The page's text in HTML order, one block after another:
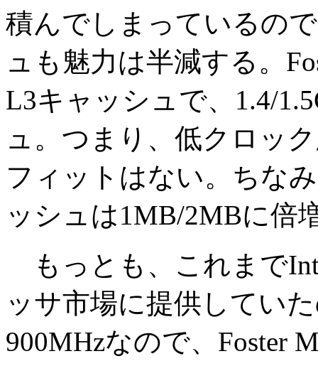
積んでしまっているの
ュも魅力は半減する。
L3キャッシュで、1.4/
ュ。つまり、低クロッ
フィットはない。ちな
ッシュは1MB/2MBに倍
もっとも、これまで
ッサ市場に提供してい
900MHzなので、Foster